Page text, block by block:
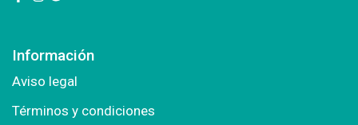
Información
Aviso legal
Términos y condiciones